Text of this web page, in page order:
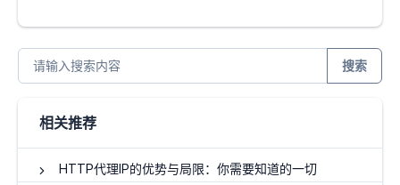
搜索
相关推荐
HTTP代理IP的优势与局限：你需要知道的一切